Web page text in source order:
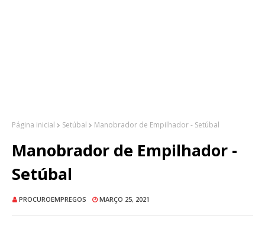
Página inicial Setúbal Manobrador de Empilhador - Setúbal
Manobrador de Empilhador -
Setúbal
PROCUROEMPREGOS MARÇO 25, 2021